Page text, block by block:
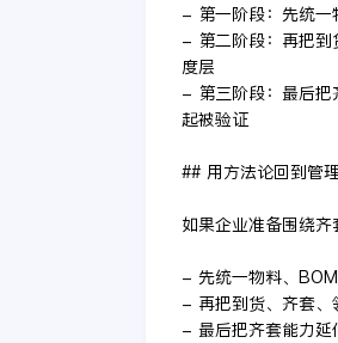
- 第一阶段：先统一
- 第二阶段：再把到
度层
- 第三阶段：最后把
起被验证
## 用方法论回到管
如果企业准备围绕齐
- 先统一物料、
- 再把到货、齐套、
- 最后把齐套能力延